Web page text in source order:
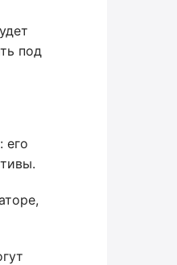
под
его